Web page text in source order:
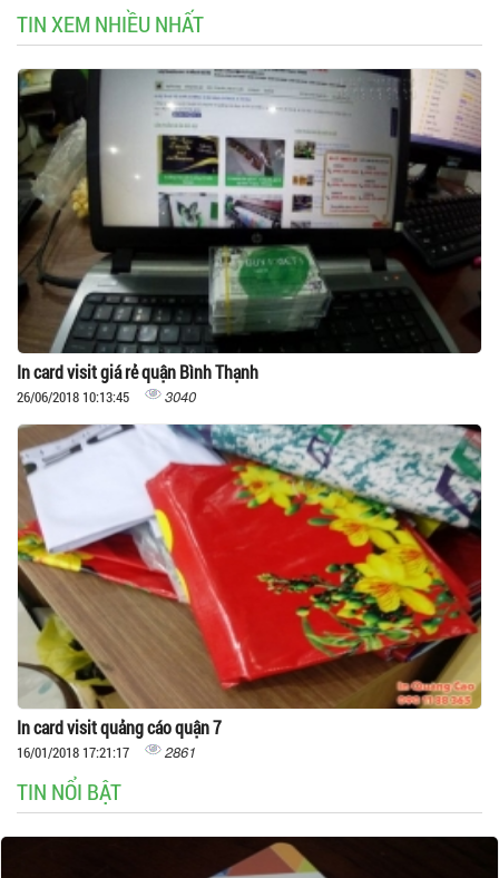
TIN XEM NHIỀU NHẤT
In card visit giá rẻ quận Bình Thạnh
26/06/2018 10:13:45 3040
In card visit quảng cáo quận 7
16/01/2018 17:21:17 2861
TIN NỔI BẬT